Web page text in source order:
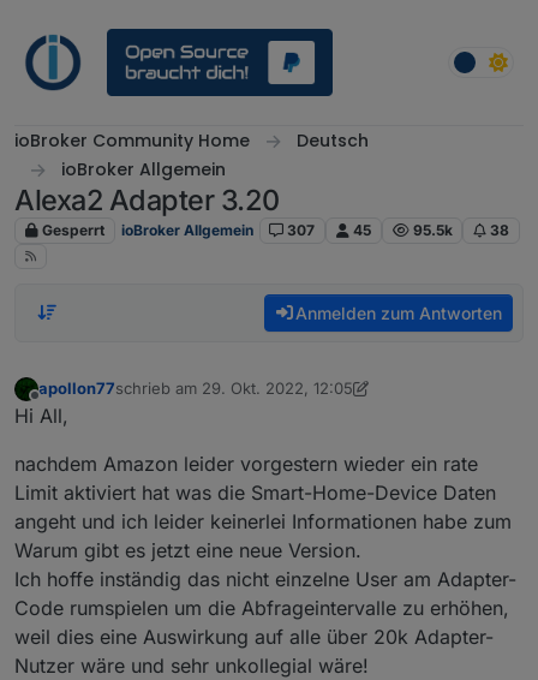
ioBroker Community Home
Deutsch
ioBroker Allgemein
Alexa2 Adapter 3.20
Gesperrt ioBroker Allgemein 307 45 95.5k 38
Anmelden zum Antworten
Offline
apollon77schrieb am 29. Okt. 2022, 12:05
zuletzt editiert von apollon77
Hi All,
nachdem Amazon leider vorgestern wieder ein rate
Limit aktiviert hat was die Smart-Home-Device Daten
angeht und ich leider keinerlei Informationen habe zum
Warum gibt es jetzt eine neue Version.
Ich hoffe inständig das nicht einzelne User am Adapter-
Code rumspielen um die Abfrageintervalle zu erhöhen,
weil dies eine Auswirkung auf alle über 20k Adapter-
Nutzer wäre und sehr unkollegial wäre!